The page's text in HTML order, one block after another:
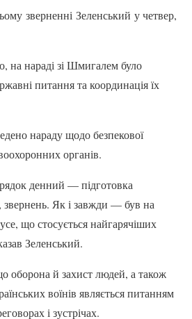
зверненні Зеленський у четвер,
на нараді зі Шмигалем було
питання та координація їх
нараду щодо безпекової
органів.
денний — підготовка
звернень. Як і завжди — був на
що стосується найгарячіших
Зеленський.
оборона й захист людей, а також
воїнів являється питанням
і зустрічах.